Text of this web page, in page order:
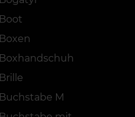
Boot
Boxen
Boxhandschuh
Brille
Buchstabe M